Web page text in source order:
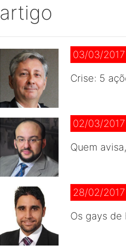
artigo
03/03/2017
Crise: 5
02/03/2017
Quem
28/02/2017
Os gays